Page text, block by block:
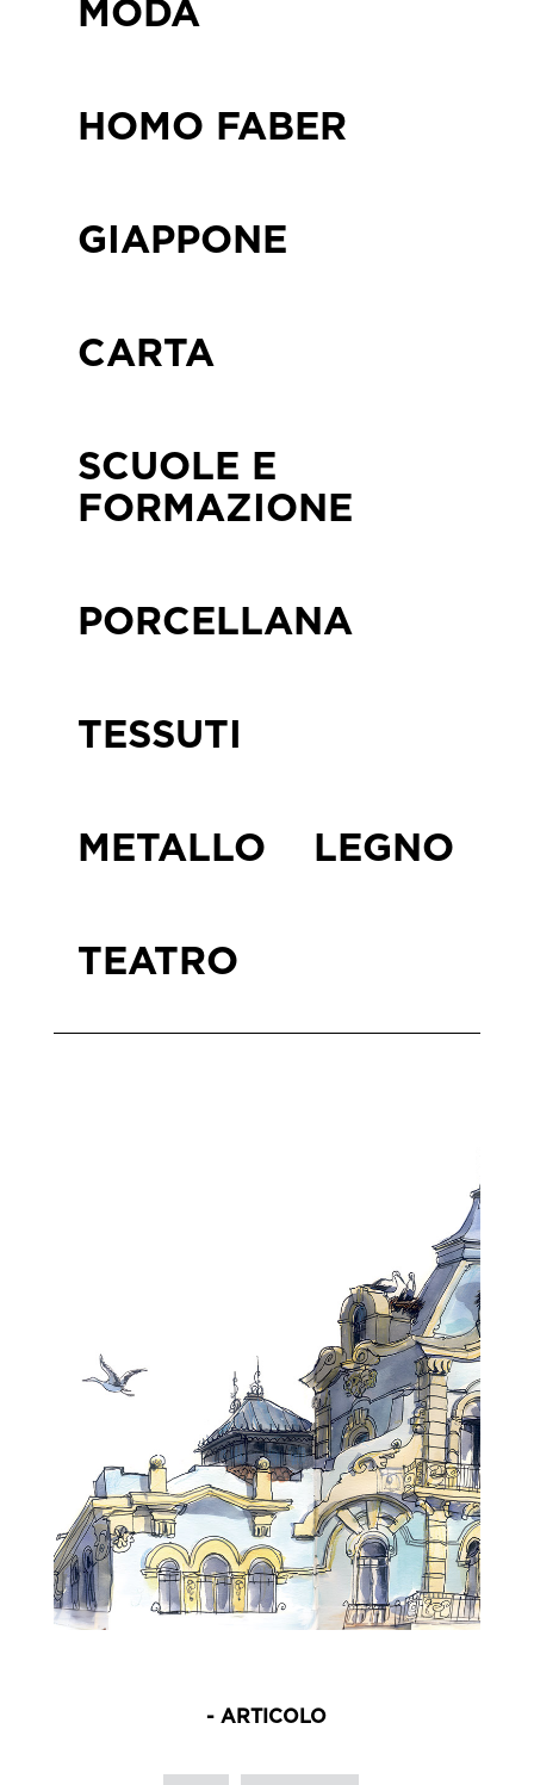
MODA
HOMO FABER
GIAPPONE
CARTA
SCUOLE E
FORMAZIONE
PORCELLANA
TESSUTI
METALLO LEGNO
TEATRO
- ARTICOLO